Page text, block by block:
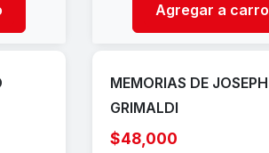
Agregar a carro
MEMORIAS DE JOSEPH
GRIMALDI
$48,000